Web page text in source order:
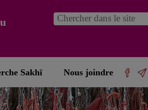
Sakhī Nous joindre